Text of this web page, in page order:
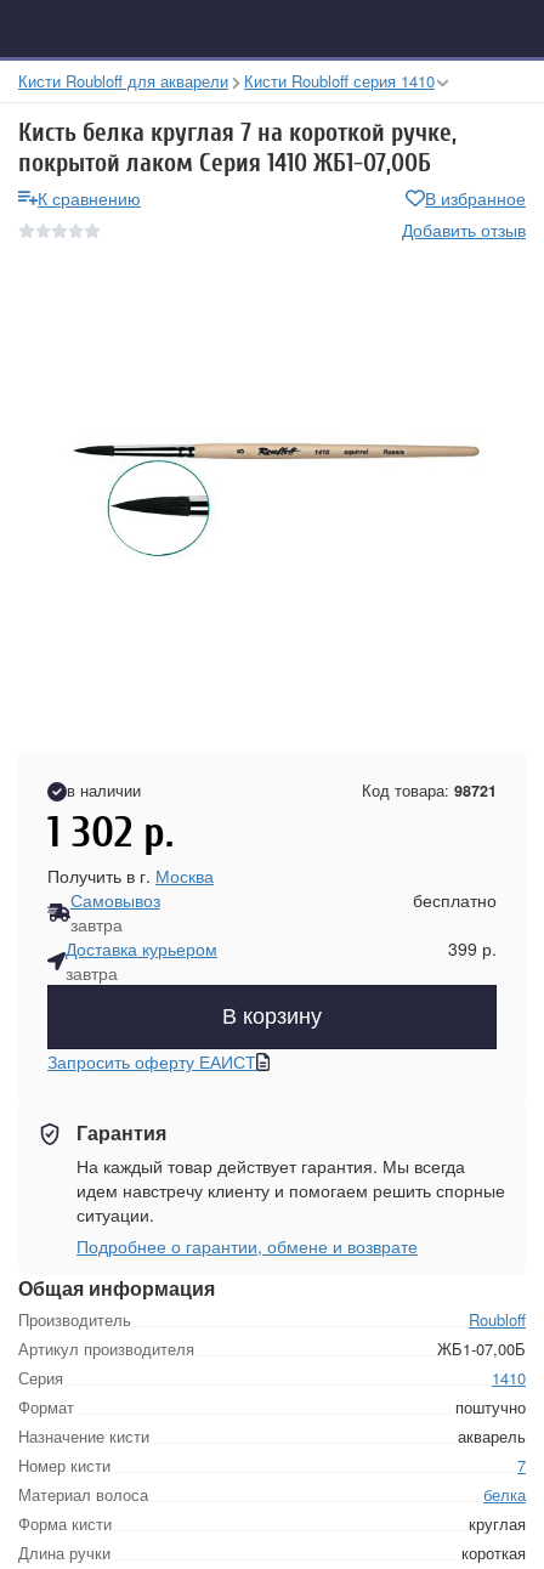
Кисти Roubloff для акварели Кисти Roubloff серия 1410
Кисть белка круглая 7 на короткой ручке,
покрытой лаком Серия 1410 ЖБ1-07,00Б
К сравнению
В избранное
Добавить отзыв
Общая информация
Производитель
Roubloff
Артикул производителя
ЖБ1-07,00Б
Серия
1410
Формат
поштучно
Назначение кисти
акварель
Номер кисти
7
Материал волоса
белка
Форма кисти
круглая
Длина ручки
короткая
в наличии Код товара: 98721
1 302 р.
Получить в г. Москва
Самовывоз
завтра
бесплатно
Доставка курьером
завтра
399 р.
В корзину
Запросить оферту ЕАИСТ
Гарантия
На каждый товар действует гарантия. Мы всегда
идем навстречу клиенту и помогаем решить спорные
ситуации.
Подробнее о гарантии, обмене и возврате